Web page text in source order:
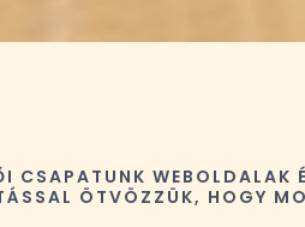
CSAPATUNK WEBOLDALAK
ÖTVÖZZÜK, HOGY